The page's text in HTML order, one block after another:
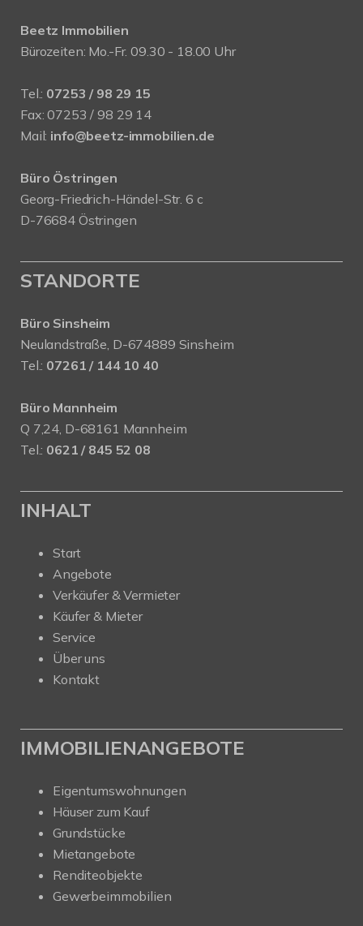
Beetz Immobilien
Bürozeiten: Mo.-Fr. 09.30 - 18.00 Uhr
Tel.: 07253 / 98 29 15
Fax: 07253 / 98 29 14
Mail: info@beetz-immobilien.de
Büro Östringen
Georg-Friedrich-Händel-Str. 6 c
D-76684 Östringen
STANDORTE
Büro Sinsheim
Neulandstraße, D-674889 Sinsheim
Tel.: 07261 / 144 10 40
Büro Mannheim
Q 7,24, D-68161 Mannheim
Tel.: 0621 / 845 52 08
INHALT
Start
Angebote
Verkäufer & Vermieter
Käufer & Mieter
Service
Über uns
Kontakt
IMMOBILIENANGEBOTE
Eigentumswohnungen
Häuser zum Kauf
Grundstücke
Mietangebote
Renditeobjekte
Gewerbeimmobilien